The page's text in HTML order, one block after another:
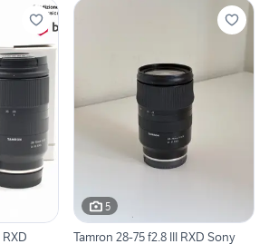
5
Tamron 28-75 f2.8 III RXD Sony